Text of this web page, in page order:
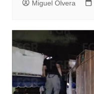
Miguel Olvera